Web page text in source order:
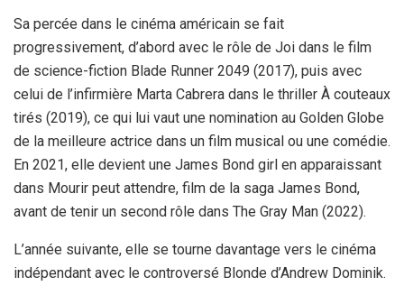
Sa percée dans le cinéma américain se fait
progressivement, d’abord avec le rôle de Joi dans le film
de science-fiction Blade Runner 2049 (2017), puis avec
celui de l’infirmière Marta Cabrera dans le thriller À couteaux
tirés (2019), ce qui lui vaut une nomination au Golden Globe
de la meilleure actrice dans un film musical ou une comédie.
En 2021, elle devient une James Bond girl en apparaissant
dans Mourir peut attendre, film de la saga James Bond,
avant de tenir un second rôle dans The Gray Man (2022).
L’année suivante, elle se tourne davantage vers le cinéma
indépendant avec le controversé Blonde d’Andrew Dominik.